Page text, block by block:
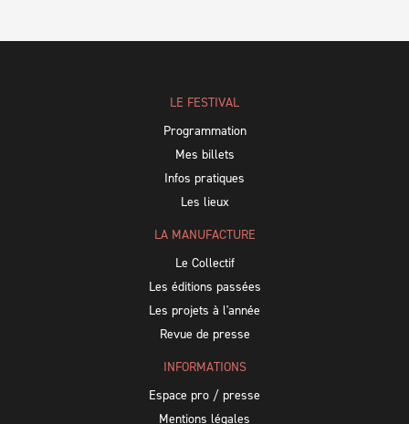
LE FESTIVAL
Programmation
Mes billets
Infos pratiques
Les lieux
LA MANUFACTURE
Le Collectif
Les éditions passées
Les projets à l'année
Revue de presse
INFORMATIONS
Espace pro / presse
Mentions légales